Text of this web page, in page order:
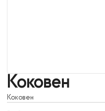
Коковен
Коковен